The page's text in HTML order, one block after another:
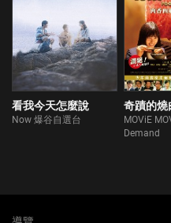
看我今天怎麼說
Now 爆谷自選台
奇蹟的燒
MOViE
Demand